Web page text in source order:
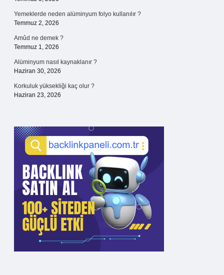
Yemeklerde neden alüminyum folyo kullanılır ?
Temmuz 2, 2026
Amûd ne demek ?
Temmuz 1, 2026
Alüminyum nasıl kaynaklanır ?
Haziran 30, 2026
Korkuluk yüksekliği kaç olur ?
Haziran 23, 2026